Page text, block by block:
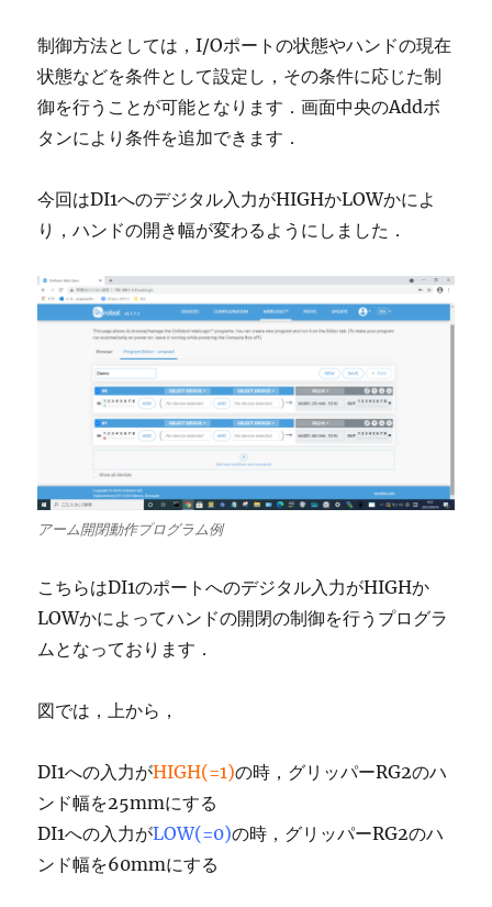
制御方法としては，I/Oポートの状態やハンドの現在
状態などを条件として設定し，その条件に応じた制
御を行うことが可能となります．画面中央のAddボ
タンにより条件を追加できます．
今回はDI1へのデジタル入力がHIGHかLOWかによ
り，ハンドの開き幅が変わるようにしました．
アーム開閉動作プログラム例
こちらはDI1のポートへのデジタル入力がHIGHか
LOWかによってハンドの開閉の制御を行うプログラ
ムとなっております．
図では，上から，
DI1への入力がHIGH(=1)の時，グリッパーRG2のハ
ンド幅を25mmにする
DI1への入力がLOW(=0)の時，グリッパーRG2のハ
ンド幅を60mmにする